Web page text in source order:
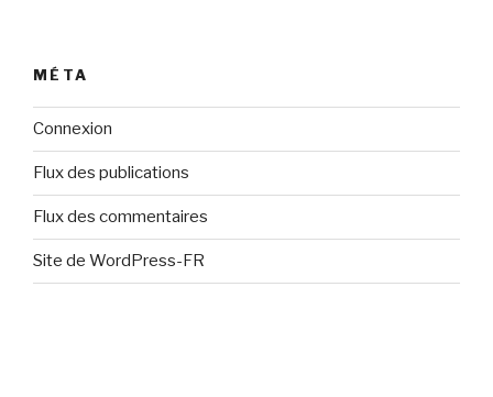
MÉTA
Connexion
Flux des publications
Flux des commentaires
Site de WordPress-FR